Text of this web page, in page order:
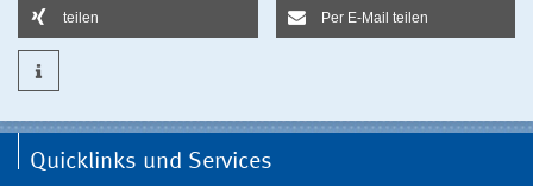
teilen Per E-Mail teilen
Quicklinks und Services